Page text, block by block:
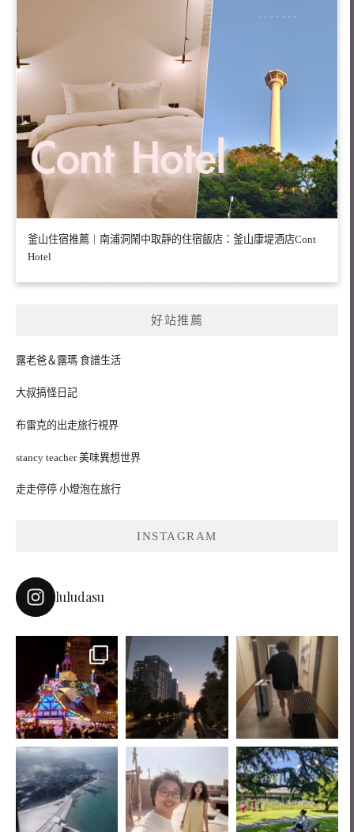
釜山住宿推薦｜南浦洞鬧中取靜的住宿飯店：釜山康堤酒店Cont
Hotel
好站推薦
露老爸＆露瑪 食譜生活
大叔搞怪日記
布雷克的出走旅行視界
stancy teacher 美味異想世界
走走停停 小燈泡在旅行
INSTAGRAM
luludasu